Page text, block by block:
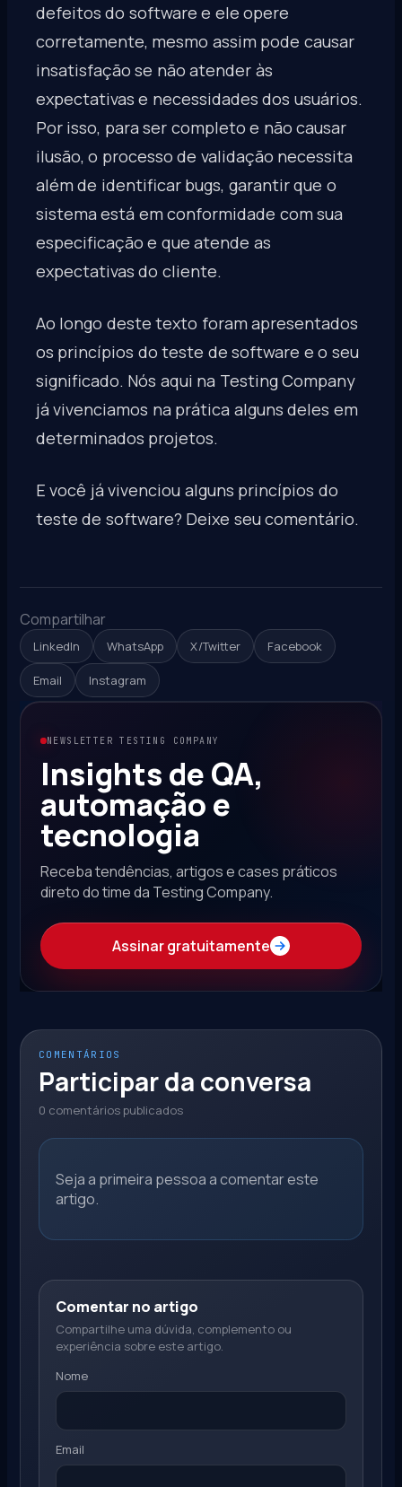
defeitos do software e ele opere
corretamente, mesmo assim pode causar
insatisfação se não atender às
expectativas e necessidades dos usuários.
Por isso, para ser completo e não causar
ilusão, o processo de validação necessita
além de identificar bugs, garantir que o
sistema está em conformidade com sua
especificação e que atende as
expectativas do cliente.
Ao longo deste texto foram apresentados
os princípios do teste de software e o seu
significado. Nós aqui na Testing Company
já vivenciamos na prática alguns deles em
determinados projetos.
E você já vivenciou alguns princípios do
teste de software? Deixe seu comentário.
Compartilhar
LinkedIn WhatsApp X/Twitter Facebook
Email Instagram
NEWSLETTER TESTING COMPANY
Insights de QA,
automação e
tecnologia
Receba tendências, artigos e cases práticos
direto do time da Testing Company.
Assinar gratuitamente
COMENTÁRIOS
Participar da conversa
0 comentários publicados
Seja a primeira pessoa a comentar este
artigo.
Comentar no artigo
Compartilhe uma dúvida, complemento ou
experiência sobre este artigo.
Nome
Email